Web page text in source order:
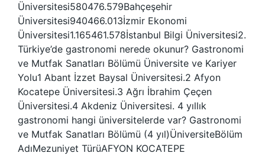
Üniversitesi580476.579Bahçeşehir
Üniversitesi940466.013İzmir Ekonomi
Üniversitesi1.165461.578İstanbul Bilgi Üniversitesi2.
Türkiye’de gastronomi nerede okunur? Gastronomi
ve Mutfak Sanatları Bölümü Üniversite ve Kariyer
Yolu1 Abant İzzet Baysal Üniversitesi.2 Afyon
Kocatepe Üniversitesi.3 Ağrı İbrahim Çeçen
Üniversitesi.4 Akdeniz Üniversitesi. 4 yıllık
gastronomi hangi üniversitelerde var? Gastronomi
ve Mutfak Sanatları Bölümü (4 yıl)ÜniversiteBölüm
AdıMezuniyet TürüAFYON KOCATEPE